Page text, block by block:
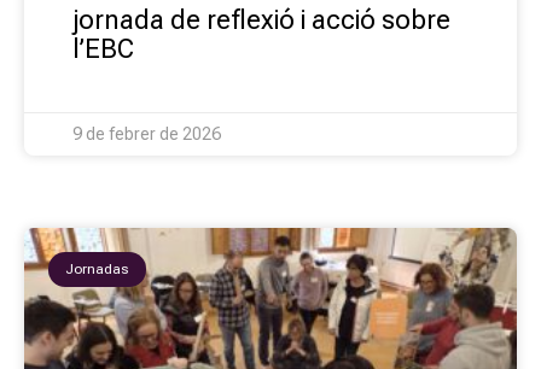
jornada de reflexió i acció sobre
l’EBC
9 de febrer de 2026
Jornadas